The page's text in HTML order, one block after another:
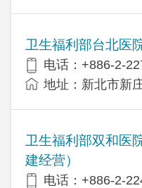
卫生福利部台北医
电话：+886-2-
地址：新北市新
卫生福利部双和医
建经营）
电话：+​886-2-